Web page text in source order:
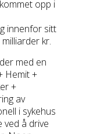
opp i
innenfor sitt
kr.
med en
Hemit +
+
av
i sykehus
ved å drive